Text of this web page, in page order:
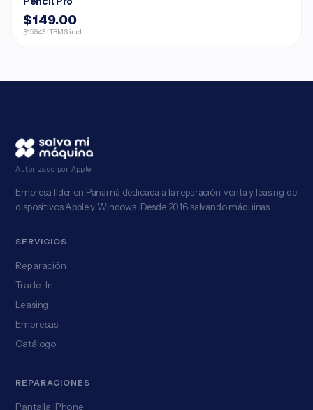
$149.00
$159.43 ITBMS incl.
Autorizado por Apple
Empresa líder en Panamá dedicada a la reparación, venta y leasing de
dispositivos Apple y Windows. Desde 2016 salvando máquinas.
SERVICIOS
Reparación
Trade-In
Leasing
Empresas
Catálogo
REPARACIONES
Pantalla iPhone